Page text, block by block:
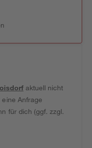
aktuell nicht
Anfrage
für dich (ggf. zzgl.